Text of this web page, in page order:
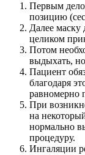
Первым
позицию
Далее маску
целиком
Потом
выдыхать,
Пациент
благодаря
равномерно
При
на
нормально
процедуру.
Ингаляции